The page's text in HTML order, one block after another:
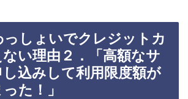
しょいでクレジットカ
い理由２．「高額なサ
込みして利用限度額が
た！」